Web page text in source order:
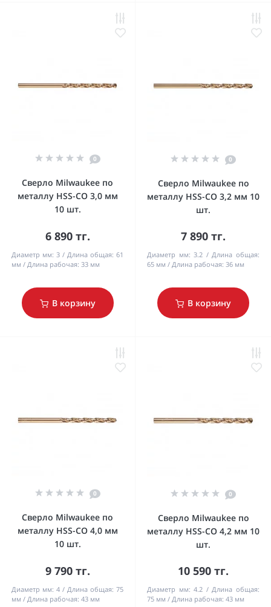
0
Сверло Milwaukee по
металлу HSS-CO 3,0 мм
10 шт.
6 890 тг.
Диаметр мм: 3 Длина общая: 61
мм
Длина рабочая: 33 мм
В корзину
0
Сверло Milwaukee по
металлу HSS-CO 3,2 мм 10
шт.
7 890 тг.
Диаметр мм: 3.2
Длина общая:
65 мм
Длина рабочая: 36 мм
В корзину
0
Сверло Milwaukee по
металлу HSS-CO 4,0 мм
10 шт.
9 790 тг.
Диаметр мм: 4 Длина общая: 75
мм
Длина рабочая: 43 мм
0
Сверло Milwaukee по
металлу HSS-CO 4,2 мм 10
шт.
10 590 тг.
Диаметр мм: 4.2
Длина общая:
75 мм
Длина рабочая: 43 мм